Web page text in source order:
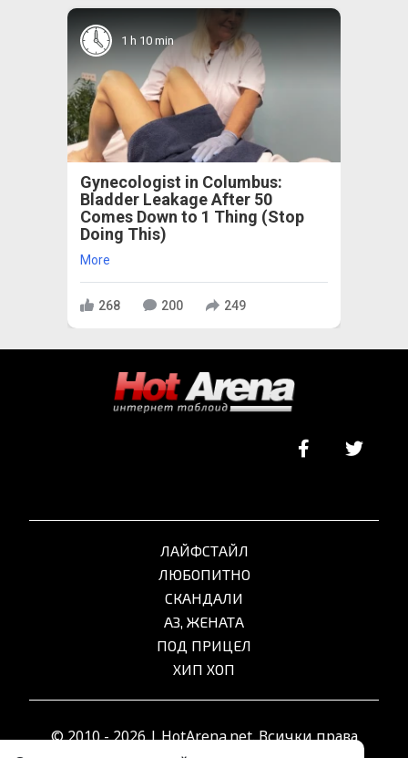
1 h 10 min
Gynecologist in Columbus:
Bladder Leakage After 50
Comes Down to 1 Thing (Stop
Doing This)
More
268 200 249
ЛАЙФСТАЙЛ
ЛЮБОПИТНО
СКАНДАЛИ
АЗ, ЖЕНАТА
ПОД ПРИЦЕЛ
ХИП ХОП
© 2010 - 2026 | HotArena.net. Всички права
запазени.